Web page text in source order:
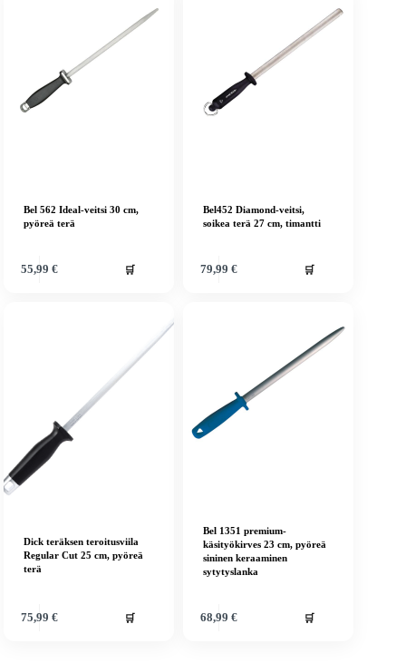
Bel 562 Ideal-veitsi 30 cm,
pyöreä terä
55,99 € 🛒
Bel452 Diamond-veitsi,
soikea terä 27 cm, timantti
79,99 € 🛒
Dick teräksen teroitusviila
Regular Cut 25 cm, pyöreä
terä
75,99 € 🛒
Bel 1351 premium-
käsityökirves 23 cm, pyöreä
sininen keraaminen
sytytyslanka
68,99 € 🛒